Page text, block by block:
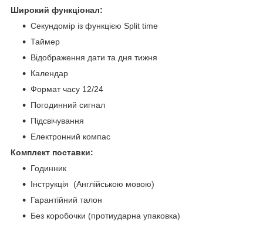
Широкий функціонал:
Секундомір із функцією Split time
Таймер
Відображення дати та дня тижня
Календар
Формат часу 12/24
Погодинний сигнал
Підсвічування
Електронний компас
Комплект поставки:
Годинник
Інструкція (Англійською мовою)
Гарантійний талон
Без коробочки (протиударна упаковка)